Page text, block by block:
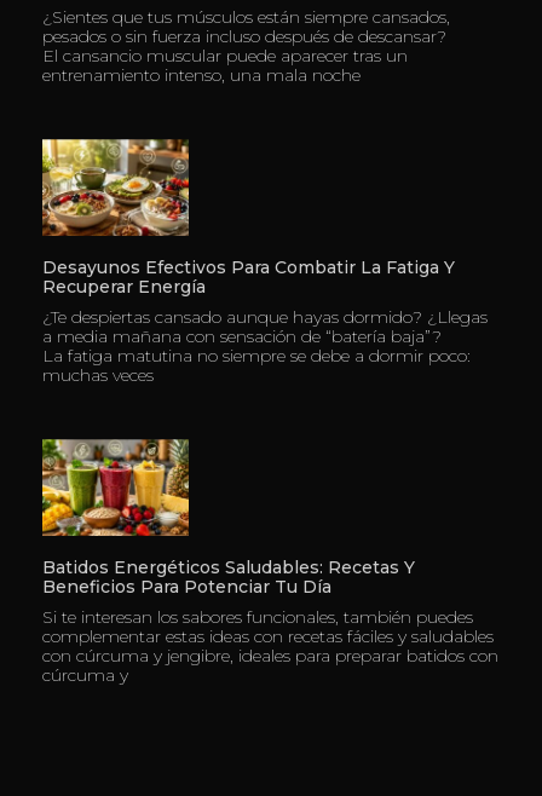
¿Sientes que tus músculos están siempre cansados,
pesados o sin fuerza incluso después de descansar?
El cansancio muscular puede aparecer tras un
entrenamiento intenso, una mala noche
Desayunos Efectivos Para Combatir La Fatiga Y
Recuperar Energía
¿Te despiertas cansado aunque hayas dormido? ¿Llegas
a media mañana con sensación de “batería baja”?
La fatiga matutina no siempre se debe a dormir poco:
muchas veces
Batidos Energéticos Saludables: Recetas Y
Beneficios Para Potenciar Tu Día
Si te interesan los sabores funcionales, también puedes
complementar estas ideas con recetas fáciles y saludables
con cúrcuma y jengibre, ideales para preparar batidos con
cúrcuma y